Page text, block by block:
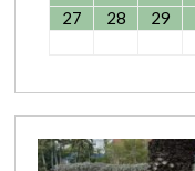
27
28 29